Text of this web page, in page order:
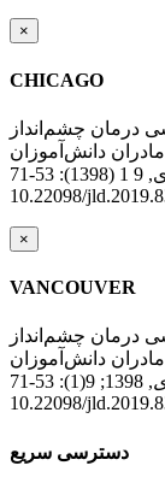
×
CHICAGO
درمان چشم‌انداز
دانش‌آموزان
اختلال یادگیری," ناتوانی های یادگیری, 9 1 (1398): 53-71, doi:
10.22098/
×
VANCOUVER
درمان چشم‌انداز
دانش‌آموزان
, 1398; 9(1): 53-71. doi:
10.22098/
دسترسی سریع